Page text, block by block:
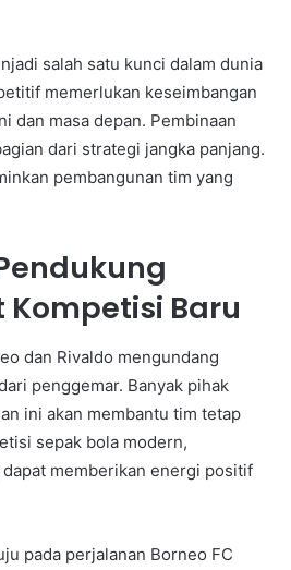
salah satu kunci dalam dunia
memerlukan keseimbangan
dan masa depan. Pembinaan
dari strategi jangka panjang.
pembangunan tim yang
Baru
dan Rivaldo mengundang
penggemar. Banyak pihak
ini akan membantu tim tetap
sepak bola modern,
memberikan energi positif
pada perjalanan Borneo FC